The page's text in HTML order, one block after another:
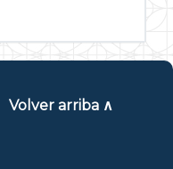
Volver arriba ∧